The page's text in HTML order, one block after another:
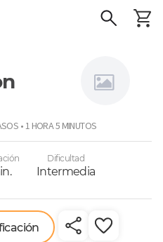
• 1 HORA 5 MINUTOS
Dificultad
Intermedia